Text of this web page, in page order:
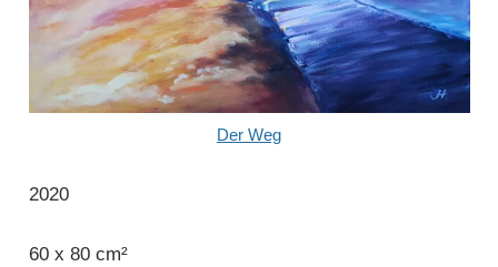
Der Weg
2020
60 x 80 cm²